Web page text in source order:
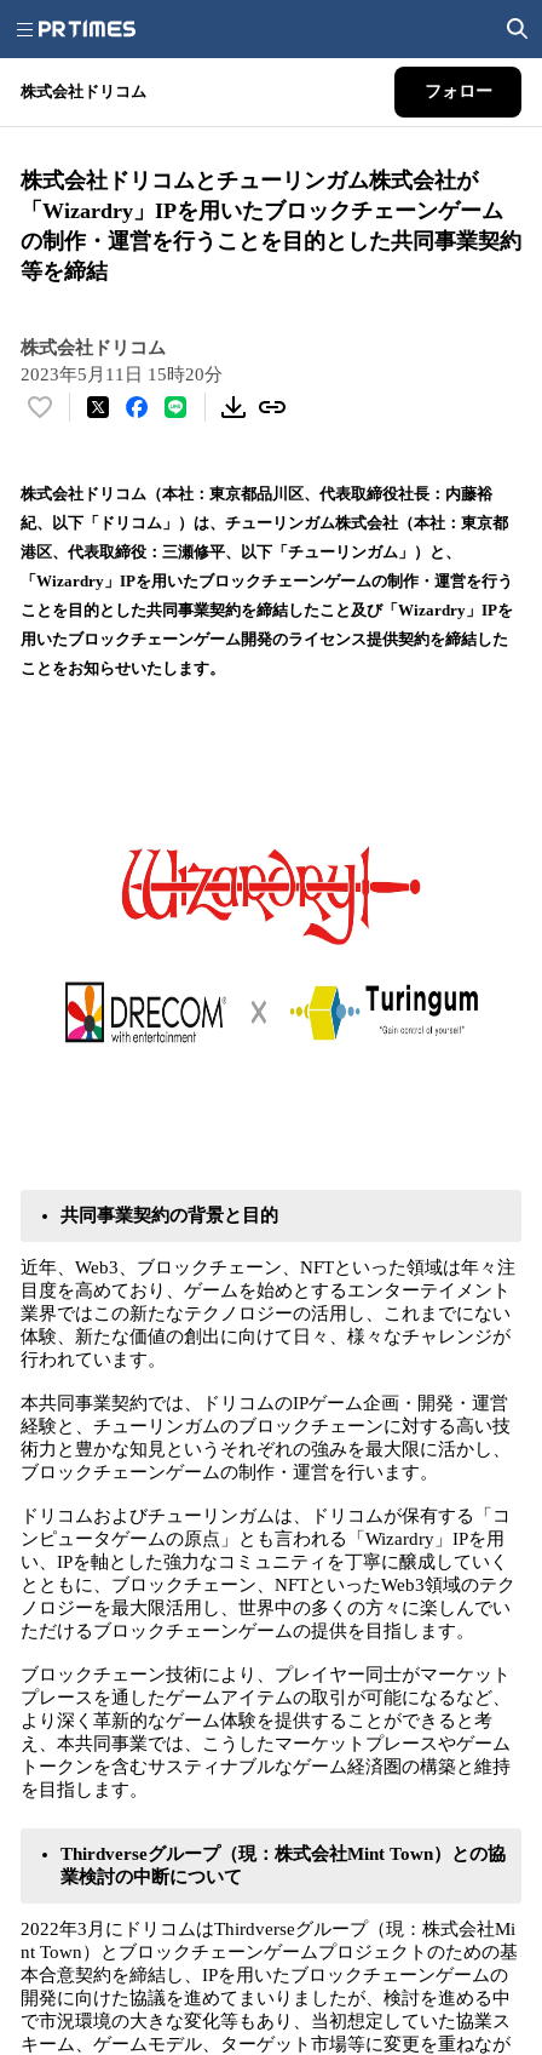
株式会社ドリコム フォロー
株式会社ドリコムとチューリンガム株式会社が
「Wizardry」IPを用いたブロックチェーンゲーム
の制作・運営を行うことを目的とした共同事業契約
等を締結
株式会社ドリコム
2023年5月11日 15時20分
い
！
数
を
読
込
み
中
株式会社ドリコム（本社：東京都品川区、代表取締役社長：内藤裕
紀、以下「ドリコム」）は、チューリンガム株式会社（本社：東京都
港区、代表取締役：三瀬修平、以下「チューリンガム」）と、
「Wizardry」IPを用いたブロックチェーンゲームの制作・運営を行う
ことを目的とした共同事業契約を締結したこと及び「Wizardry」IPを
用いたブロックチェーンゲーム開発のライセンス提供契約を締結した
ことをお知らせいたします。
共同事業契約の背景と目的
近年、Web3、ブロックチェーン、NFTといった領域は年々注
目度を高めており、ゲームを始めとするエンターテイメント
業界ではこの新たなテクノロジーの活用し、これまでにない
体験、新たな価値の創出に向けて日々、様々なチャレンジが
行われています。
本共同事業契約では、ドリコムのIPゲーム企画・開発・運営
経験と、チューリンガムのブロックチェーンに対する高い技
術力と豊かな知見というそれぞれの強みを最大限に活かし、
ブロックチェーンゲームの制作・運営を行います。
ドリコムおよびチューリンガムは、ドリコムが保有する「コ
ンピュータゲームの原点」とも言われる「Wizardry」IPを用
い、IPを軸とした強力なコミュニティを丁寧に醸成していく
とともに、ブロックチェーン、NFTといったWeb3領域のテク
ノロジーを最大限活用し、世界中の多くの方々に楽しんでい
ただけるブロックチェーンゲームの提供を目指します。
ブロックチェーン技術により、プレイヤー同士がマーケット
プレースを通したゲームアイテムの取引が可能になるなど、
より深く革新的なゲーム体験を提供することができると考
え、本共同事業では、こうしたマーケットプレースやゲーム
トークンを含むサスティナブルなゲーム経済圏の構築と維持
を目指します。
Thirdverseグループ（現：株式会社Mint Town）との協
業検討の中断について
2022年3月にドリコムはThirdverseグループ（現：株式会社Mi
nt Town）とブロックチェーンゲームプロジェクトのための基
本合意契約を締結し、IPを用いたブロックチェーンゲームの
開発に向けた協議を進めてまいりましたが、検討を進める中
で市況環境の大きな変化等もあり、当初想定していた協業ス
キーム、ゲームモデル、ターゲット市場等に変更を重ねなが